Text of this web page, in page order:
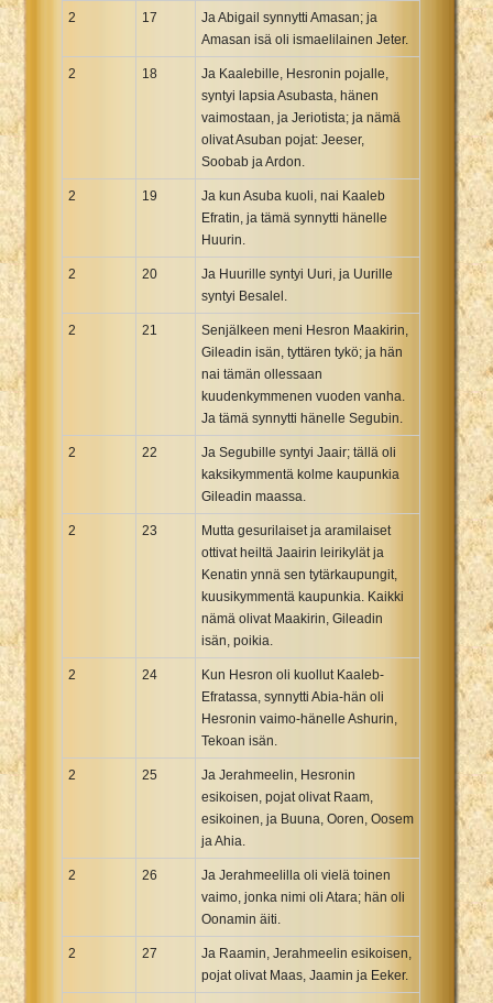
2 17
Ja Abigail synnytti Amasan; ja
Amasan isä oli ismaelilainen Jeter.
2 18
Ja Kaalebille, Hesronin pojalle,
syntyi lapsia Asubasta, hänen
vaimostaan, ja Jeriotista; ja nämä
olivat Asuban pojat: Jeeser,
Soobab ja Ardon.
2 19
Ja kun Asuba kuoli, nai Kaaleb
Efratin, ja tämä synnytti hänelle
Huurin.
2 20
Ja Huurille syntyi Uuri, ja Uurille
syntyi Besalel.
2 21
Senjälkeen meni Hesron Maakirin,
Gileadin isän, tyttären tykö; ja hän
nai tämän ollessaan
kuudenkymmenen vuoden vanha.
Ja tämä synnytti hänelle Segubin.
2 22
Ja Segubille syntyi Jaair; tällä oli
kaksikymmentä kolme kaupunkia
Gileadin maassa.
2 23
Mutta gesurilaiset ja aramilaiset
ottivat heiltä Jaairin leirikylät ja
Kenatin ynnä sen tytärkaupungit,
kuusikymmentä kaupunkia. Kaikki
nämä olivat Maakirin, Gileadin
isän, poikia.
2 24
Kun Hesron oli kuollut Kaaleb-
Efratassa, synnytti Abia-hän oli
Hesronin vaimo-hänelle Ashurin,
Tekoan isän.
2 25
Ja Jerahmeelin, Hesronin
esikoisen, pojat olivat Raam,
esikoinen, ja Buuna, Ooren, Oosem
ja Ahia.
2 26
Ja Jerahmeelilla oli vielä toinen
vaimo, jonka nimi oli Atara; hän oli
Oonamin äiti.
2 27
Ja Raamin, Jerahmeelin esikoisen,
pojat olivat Maas, Jaamin ja Eeker.